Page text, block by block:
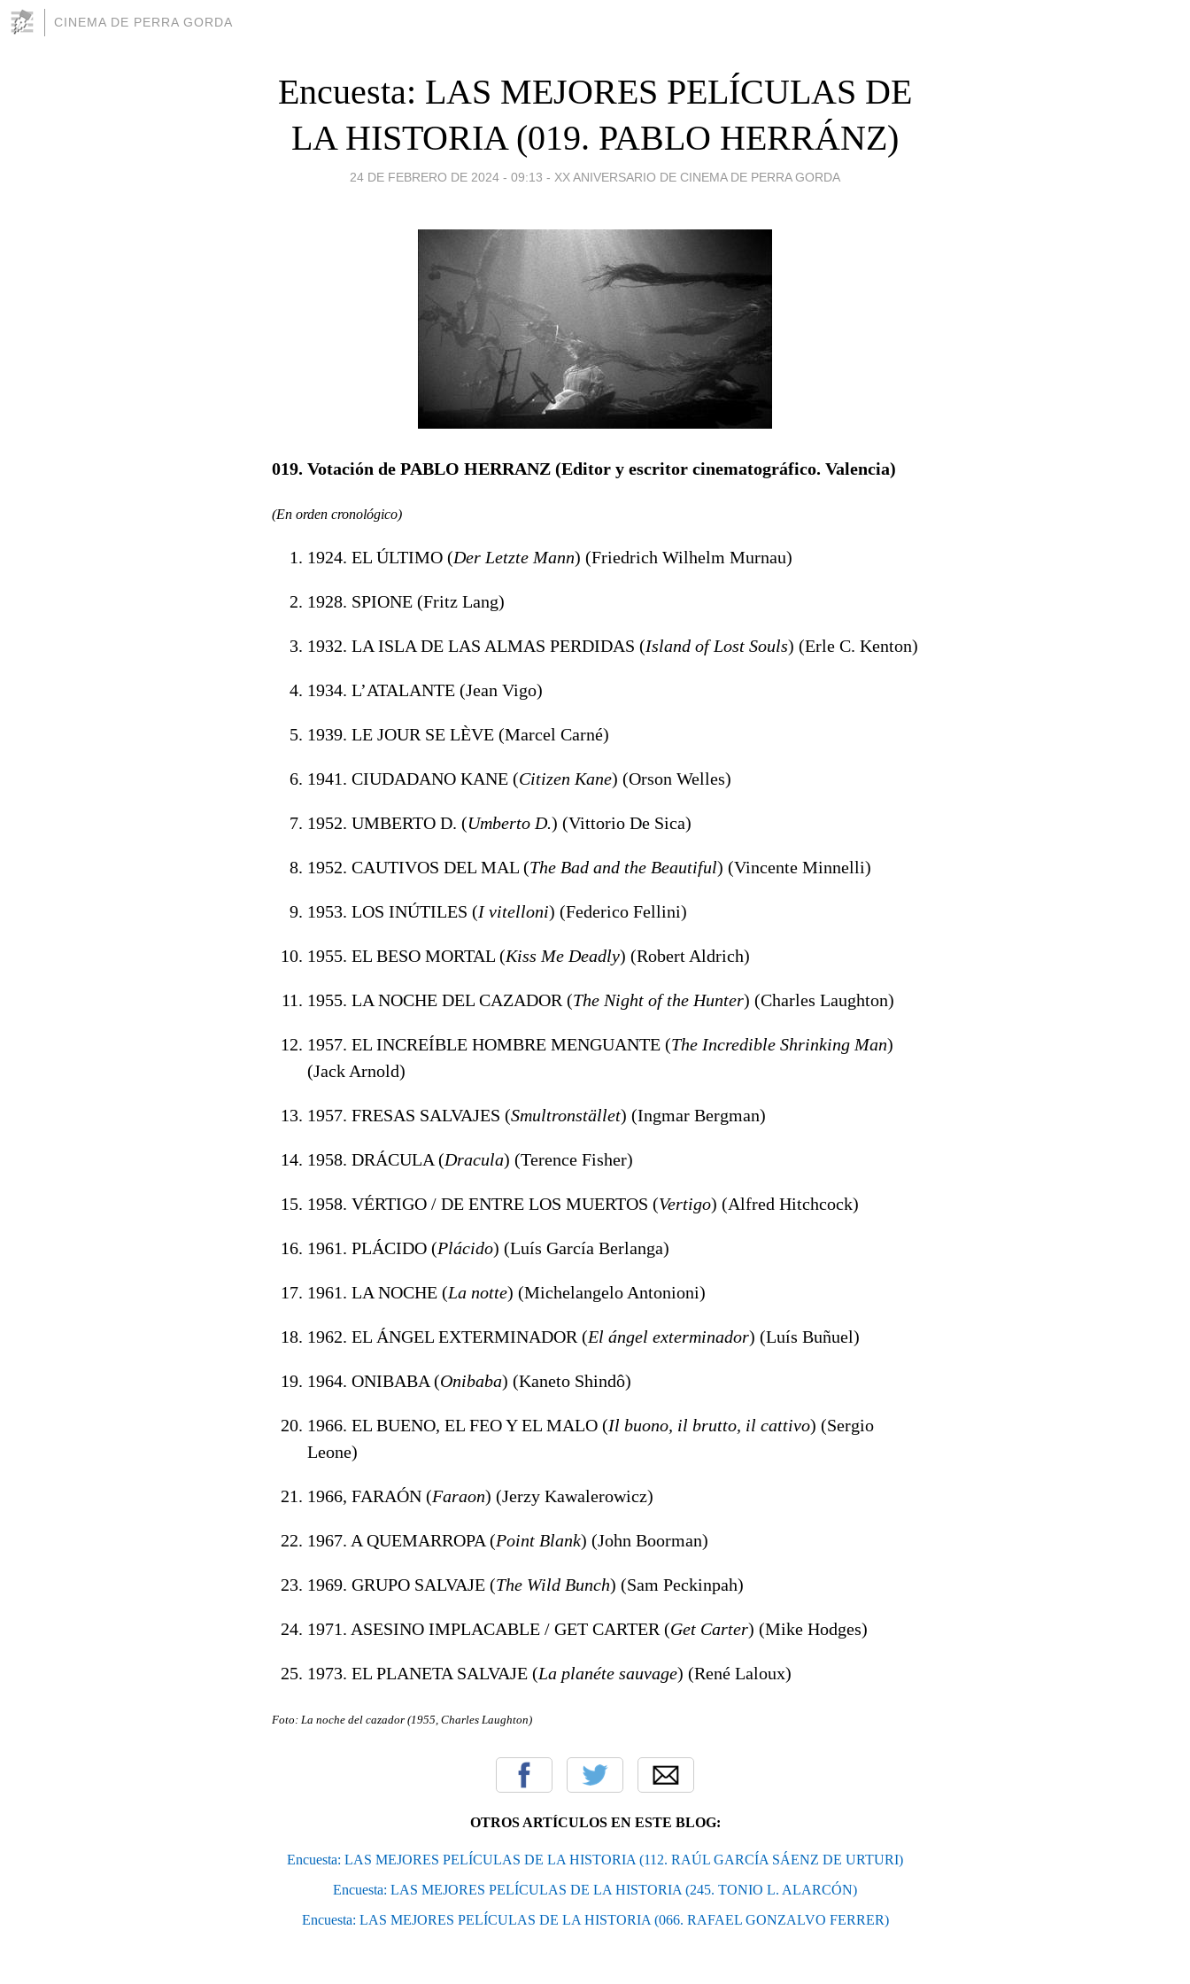
CINEMA DE PERRA GORDA
Encuesta: LAS MEJORES PELÍCULAS DE
LA HISTORIA (019. PABLO HERRÁNZ)
24 DE FEBRERO DE 2024 - 09:13 - XX ANIVERSARIO DE CINEMA DE PERRA GORDA
019. Votación de PABLO HERRANZ (Editor y escritor cinematográfico. Valencia)
(En orden cronológico)
1924. EL ÚLTIMO (Der Letzte Mann) (Friedrich Wilhelm Murnau)
1928. SPIONE (Fritz Lang)
1932. LA ISLA DE LAS ALMAS PERDIDAS (Island of Lost Souls) (Erle C. Kenton)
1934. L’ATALANTE (Jean Vigo)
1939. LE JOUR SE LÈVE (Marcel Carné)
1941. CIUDADANO KANE (Citizen Kane) (Orson Welles)
1952. UMBERTO D. (Umberto D.) (Vittorio De Sica)
1952. CAUTIVOS DEL MAL (The Bad and the Beautiful) (Vincente Minnelli)
1953. LOS INÚTILES (I vitelloni) (Federico Fellini)
1955. EL BESO MORTAL (Kiss Me Deadly) (Robert Aldrich)
1955. LA NOCHE DEL CAZADOR (The Night of the Hunter) (Charles Laughton)
1957. EL INCREÍBLE HOMBRE MENGUANTE (The Incredible Shrinking Man)
(Jack Arnold)
1957. FRESAS SALVAJES (Smultronstället) (Ingmar Bergman)
1958. DRÁCULA (Dracula) (Terence Fisher)
1958. VÉRTIGO / DE ENTRE LOS MUERTOS (Vertigo) (Alfred Hitchcock)
1961. PLÁCIDO (Plácido) (Luís García Berlanga)
1961. LA NOCHE (La notte) (Michelangelo Antonioni)
1962. EL ÁNGEL EXTERMINADOR (El ángel exterminador) (Luís Buñuel)
1964. ONIBABA (Onibaba) (Kaneto Shindô)
1966. EL BUENO, EL FEO Y EL MALO (Il buono, il brutto, il cattivo) (Sergio
Leone)
1966, FARAÓN (Faraon) (Jerzy Kawalerowicz)
1967. A QUEMARROPA (Point Blank) (John Boorman)
1969. GRUPO SALVAJE (The Wild Bunch) (Sam Peckinpah)
1971. ASESINO IMPLACABLE / GET CARTER (Get Carter) (Mike Hodges)
1973. EL PLANETA SALVAJE (La planéte sauvage) (René Laloux)
Foto: La noche del cazador (1955, Charles Laughton)
OTROS ARTÍCULOS EN ESTE BLOG:
Encuesta: LAS MEJORES PELÍCULAS DE LA HISTORIA (112. RAÚL GARCÍA SÁENZ DE URTURI)
Encuesta: LAS MEJORES PELÍCULAS DE LA HISTORIA (245. TONIO L. ALARCÓN)
Encuesta: LAS MEJORES PELÍCULAS DE LA HISTORIA (066. RAFAEL GONZALVO FERRER)